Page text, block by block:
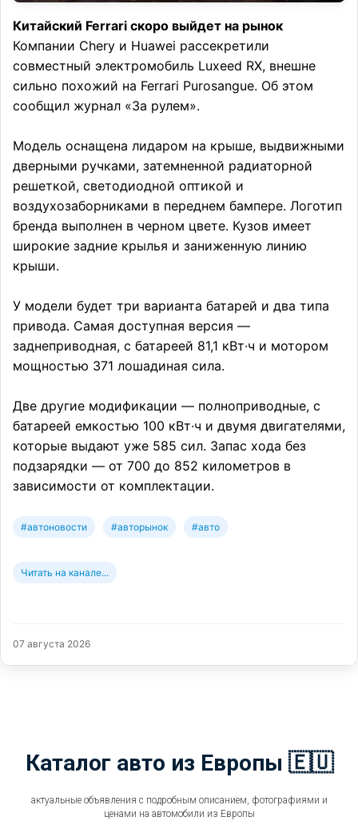
Китайский Ferrari скоро выйдет на рынок
Компании Chery и Huawei рассекретили
совместный электромобиль Luxeed RX, внешне
сильно похожий на Ferrari Purosangue. Об этом
сообщил журнал «За рулем».
Модель оснащена лидаром на крыше, выдвижными
дверными ручками, затемненной радиаторной
решеткой, светодиодной оптикой и
воздухозаборниками в переднем бампере. Логотип
бренда выполнен в черном цвете. Кузов имеет
широкие задние крылья и заниженную линию
крыши.
У модели будет три варианта батарей и два типа
привода. Самая доступная версия —
заднеприводная, с батареей 81,1 кВт·ч и мотором
мощностью 371 лошадиная сила.
Две другие модификации — полноприводные, с
батареей емкостью 100 кВт·ч и двумя двигателями,
которые выдают уже 585 сил. Запас хода без
подзарядки — от 700 до 852 километров в
зависимости от комплектации.
#автоновости #авторынок #авто
Читать на канале...
07 августа 2026
Каталог авто из Европы 🇪🇺
актуальные объявления с подробным описанием, фотографиями и
ценами на автомобили из Европы